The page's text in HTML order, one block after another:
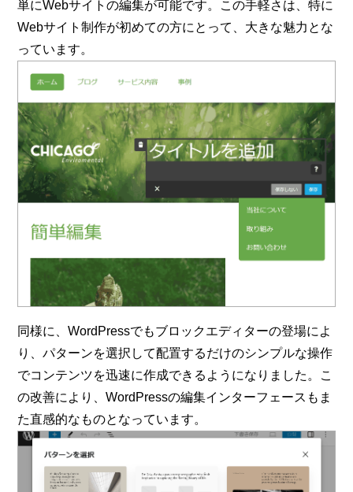
単にWebサイトの編集が可能です。この手軽さは、特に
Webサイト制作が初めての方にとって、大きな魅力とな
っています。
同様に、WordPressでもブロックエディターの登場によ
り、パターンを選択して配置するだけのシンプルな操作
でコンテンツを迅速に作成できるようになりました。こ
の改善により、WordPressの編集インターフェースもま
た直感的なものとなっています。